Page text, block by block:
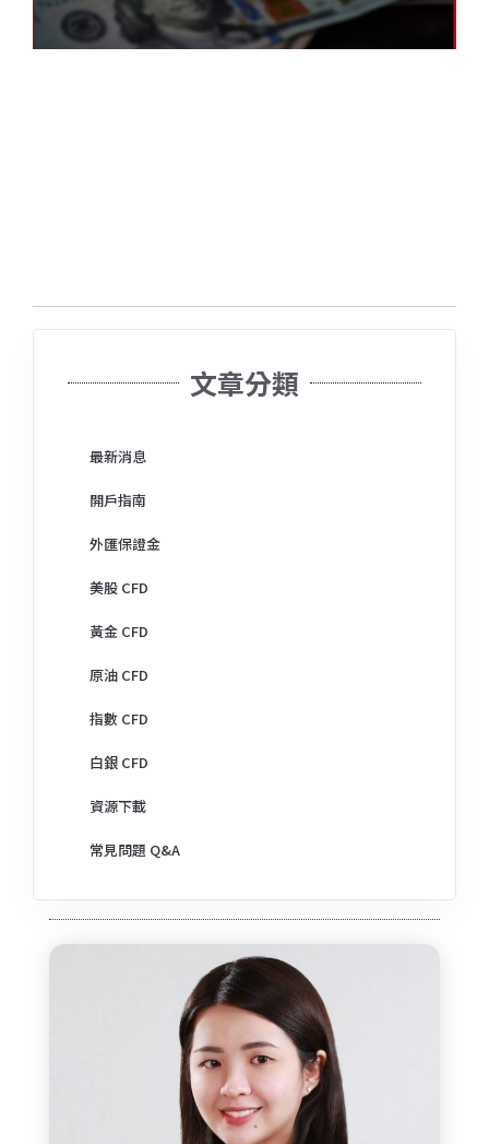
文章分類
最新消息
開戶指南
外匯保證金
美股 CFD
黃金 CFD
原油 CFD
指數 CFD
白銀 CFD
資源下載
常見問題 Q&A